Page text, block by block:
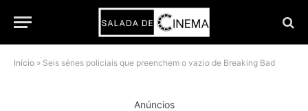
Início » Seis séries policiais que preenchem o vazio de Breaking Bad
Anúncios